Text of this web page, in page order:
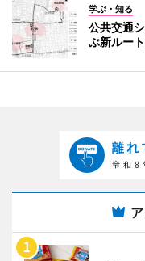
学ぶ・知る
公共交通
ぶ新ルー